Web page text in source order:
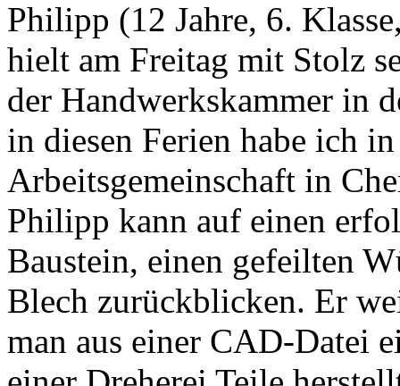
Philipp (12 Jahre, 6.
hielt am Freitag mit Stolz
der Handwerkskammer in
in diesen Ferien habe ich
Arbeitsgemeinschaft in
Philipp kann auf einen
Baustein, einen gefeilten
Blech zurückblicken. Er
man aus einer CAD-Datei